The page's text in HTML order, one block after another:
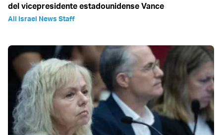
del vicepresidente estadounidense Vance
All Israel News Staff